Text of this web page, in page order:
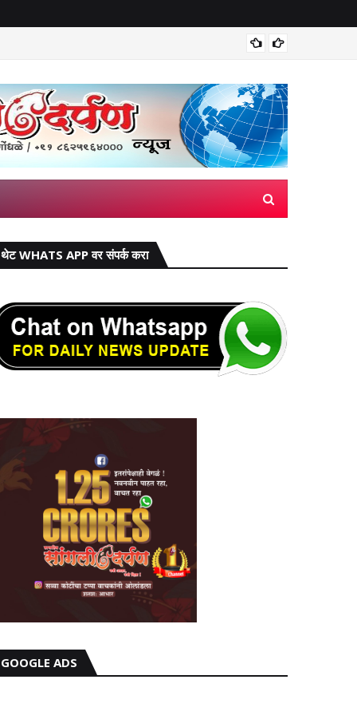
थेट WHATS APP वर संपर्क करा
GOOGLE ADS